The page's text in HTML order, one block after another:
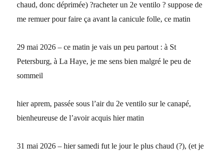
chaud, donc déprimée) ?racheter un 2e ventilo ? suppose de
me remuer pour faire ça avant la canicule folle, ce matin
29 mai 2026 – ce matin je vais un peu partout : à St
Petersburg, à La Haye, je me sens bien malgré le peu de
sommeil
hier aprem, passée sous l’air du 2e ventilo sur le canapé,
bienheureuse de l’avoir acquis hier matin
31 mai 2026 – hier samedi fut le jour le plus chaud (?), (et je